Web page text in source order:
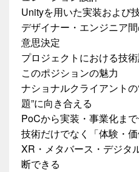
Unityを用いた実装および
デザイナー・エンジニア
意思決定
プロジェクトにおける技
このポジションの魅力
ナショナルクライアント
題”に向き合える
PoCから実装・事業化ま
技術だけでなく「体験・
XR・メタバース・デジタ
断できる